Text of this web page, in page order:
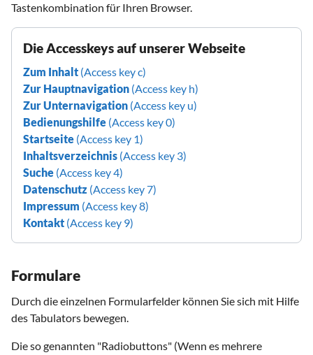
Tastenkombination für Ihren Browser.
Die Accesskeys auf unserer Webseite
Zum Inhalt (Access key c)
Zur Hauptnavigation (Access key h)
Zur Unternavigation (Access key u)
Bedienungshilfe (Access key 0)
Startseite (Access key 1)
Inhaltsverzeichnis (Access key 3)
Suche (Access key 4)
Datenschutz (Access key 7)
Impressum (Access key 8)
Kontakt (Access key 9)
Formulare
Durch die einzelnen Formularfelder können Sie sich mit Hilfe
des Tabulators bewegen.
Die so genannten "Radiobuttons" (Wenn es mehrere